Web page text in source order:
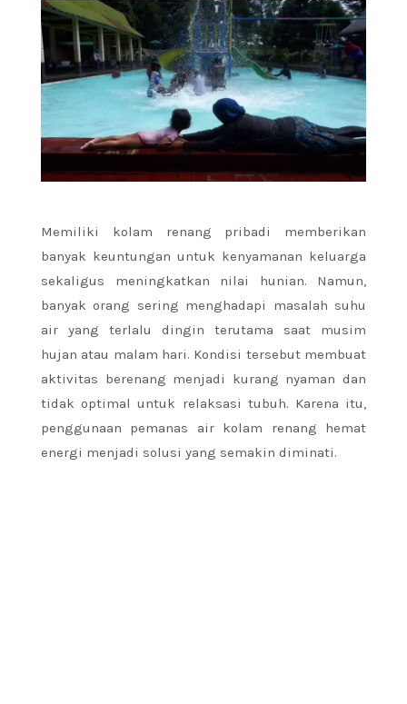
Memiliki kolam renang pribadi memberikan
banyak keuntungan untuk kenyamanan keluarga
sekaligus meningkatkan nilai hunian. Namun,
banyak orang sering menghadapi masalah suhu
air yang terlalu dingin terutama saat musim
hujan atau malam hari. Kondisi tersebut membuat
aktivitas berenang menjadi kurang nyaman dan
tidak optimal untuk relaksasi tubuh. Karena itu,
penggunaan pemanas air kolam renang hemat
energi menjadi solusi yang semakin diminati.